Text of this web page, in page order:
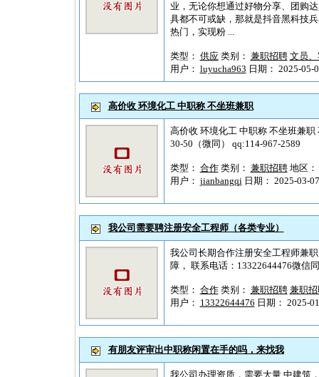
业，无论你想通过好物分享、团购
具都不可或缺，那就是抖音黑科技
热门，实现粉 ...
类型： 供应类别： 兼职招聘 文员
用户： luyucha963 日期： 2025-05-
高价收 环境化工 中职称 不坐班兼职
高价收 环境化工 中职称 不坐班兼
30-50（微同） qq:114-967-2589
类型： 合作类别： 兼职招聘地区：
用户： jianbangqi日期： 2025-03-
我公司需要聘注册安全工程师（各类专业）
我公司长期合作注册安全工程师兼
障， 联系电话：13322644476微信
类型： 合作类别： 兼职招聘 兼职招
用户： 13322644476 日期： 2025-
有朋友评审出中职称闲置在手的吗，来找我
我公司办理资质，需要大量 中建筑